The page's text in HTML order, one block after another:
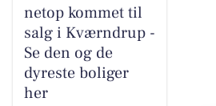
netop kommet til
salg i Kværndrup -
Se den og de
dyreste boliger
her